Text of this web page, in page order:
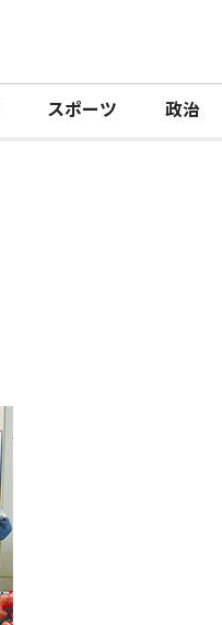
スポーツ 政治